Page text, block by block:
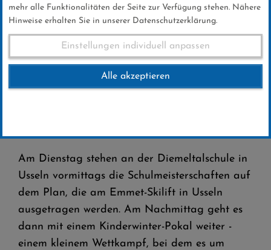
Kinder-Winterpokal
14.FEBRUAR 2017
Am Dienstag stehen an der Diemeltalschule in
Usseln vormittags die Schulmeisterschaften auf
dem Plan, die am Emmet-Skilift in Usseln
ausgetragen werden. Am Nachmittag geht es
dann mit einem Kinderwinter-Pokal weiter -
einem kleinem Wettkampf, bei dem es um
mehr alle Funktionalitäten der Seite zur Verfügung stehen. Nähere
Hinweise erhalten Sie in unserer Datenschutzerklärung.
Einstellungen individuell anpassen
Alle akzeptieren